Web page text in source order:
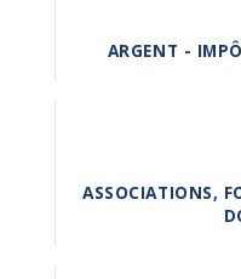
ARGENT -
ASSOCIATIONS,